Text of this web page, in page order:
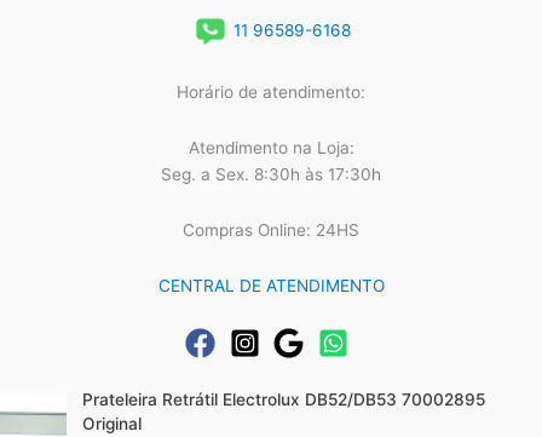
11 96589-6168
Horário de atendimento:
Atendimento na Loja:
Seg. a Sex. 8:30h às 17:30h
Compras Online: 24HS
CENTRAL DE ATENDIMENTO
Prateleira Retrátil Electrolux DB52/DB53 70002895
Original